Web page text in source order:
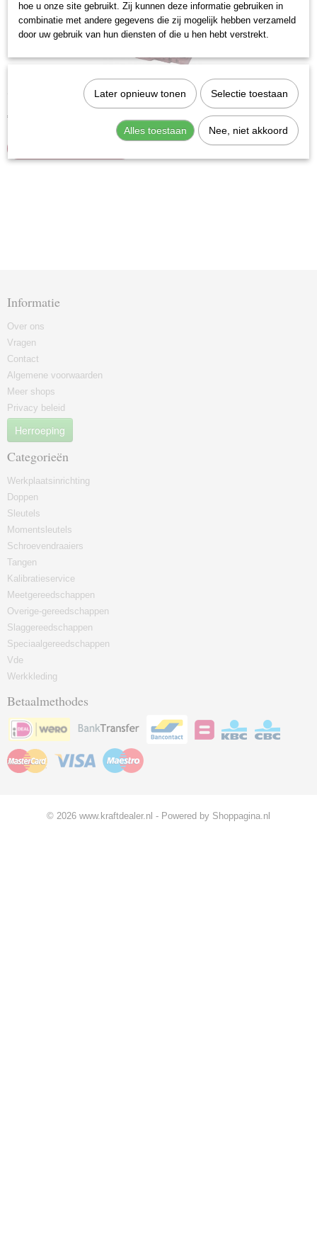
Kraftwerk 400015 Krachtdopset 3/4
7-delig krachtdoppenset bestaand uit:Zeskant krachtdoppen 24…
€ 182,83
Informatie
Over ons
Vragen
Contact
Algemene voorwaarden
Meer shops
Privacy beleid
Herroeping
Categorieën
Werkplaatsinrichting
Doppen
Sleutels
Momentsleutels
Schroevendraaiers
Tangen
Kalibratieservice
Meetgereedschappen
Overige-gereedschappen
Slaggereedschappen
Speciaalgereedschappen
Vde
Werkkleding
Betaalmethodes
© 2026 www.kraftdealer.nl - Powered by Shoppagina.nl
hoe u onze site gebruikt. Zij kunnen deze informatie gebruiken in
combinatie met andere gegevens die zij mogelijk hebben verzameld
door uw gebruik van hun diensten of die u hen hebt verstrekt.
Later opnieuw tonen Selectie toestaan
Alles toestaan Nee, niet akkoord